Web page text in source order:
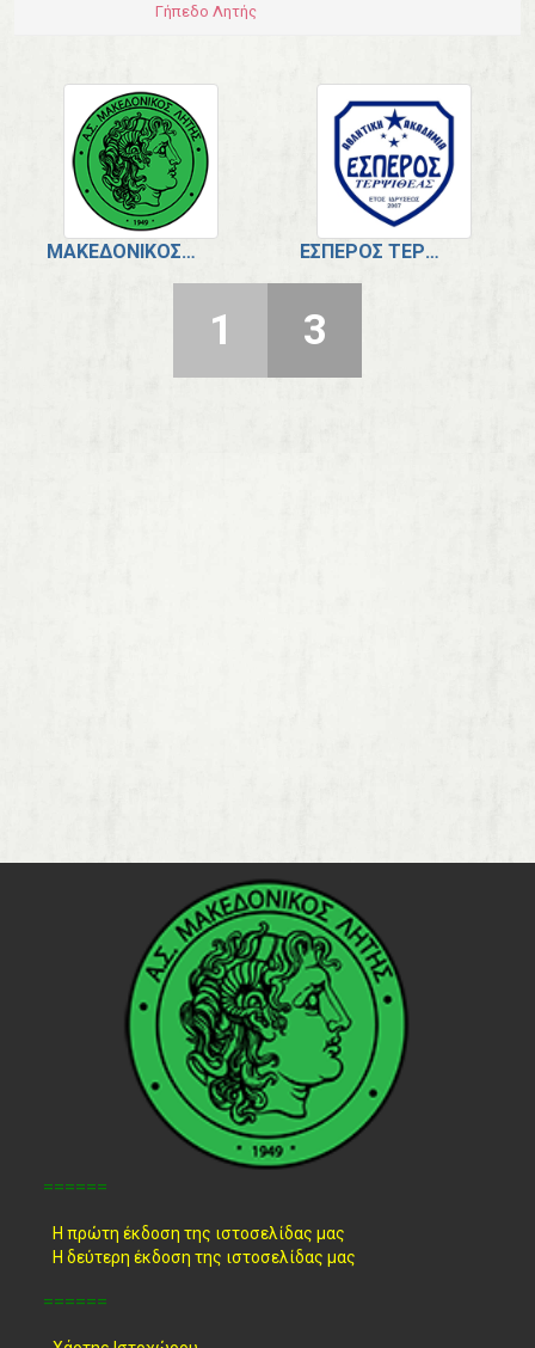
Γήπεδο Λητής
ΜΑΚΕΔΟΝΙΚΌΣ ΛΗΤΉΣ - Κ17 ΈΣΠΕΡΟΣ ΤΕΡΨΙΘΈΑΣ - Κ17
1 3
======
Η πρώτη έκδοση της ιστοσελίδας μας
Η δεύτερη έκδοση της ιστοσελίδας μας
======